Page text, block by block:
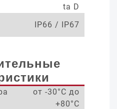
ta D
IP66 / IP67
от -30°С до
+80°С